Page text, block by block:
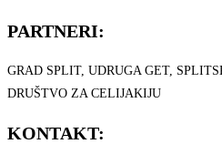
PARTNERI:
GRAD SPLIT, UDRUGA GET,
DRUŠTVO ZA CELIJAKIJU
KONTAKT: